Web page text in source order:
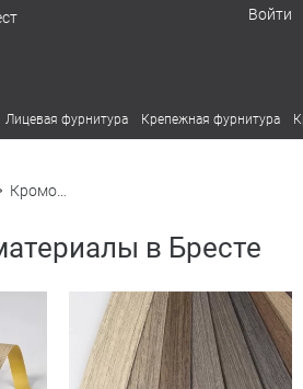
Войти
Лицевая фурнитура Крепежная фурнитура
в Бресте